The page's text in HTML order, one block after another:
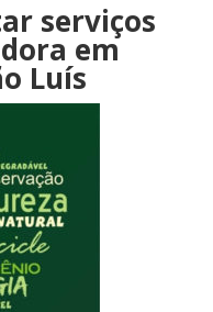
serviços
em
Luís